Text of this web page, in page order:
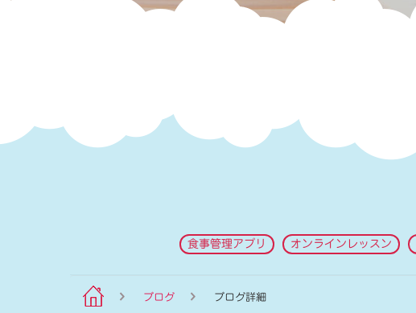
食事管理アプリ オンラインレッスン
ブログ ブログ詳細